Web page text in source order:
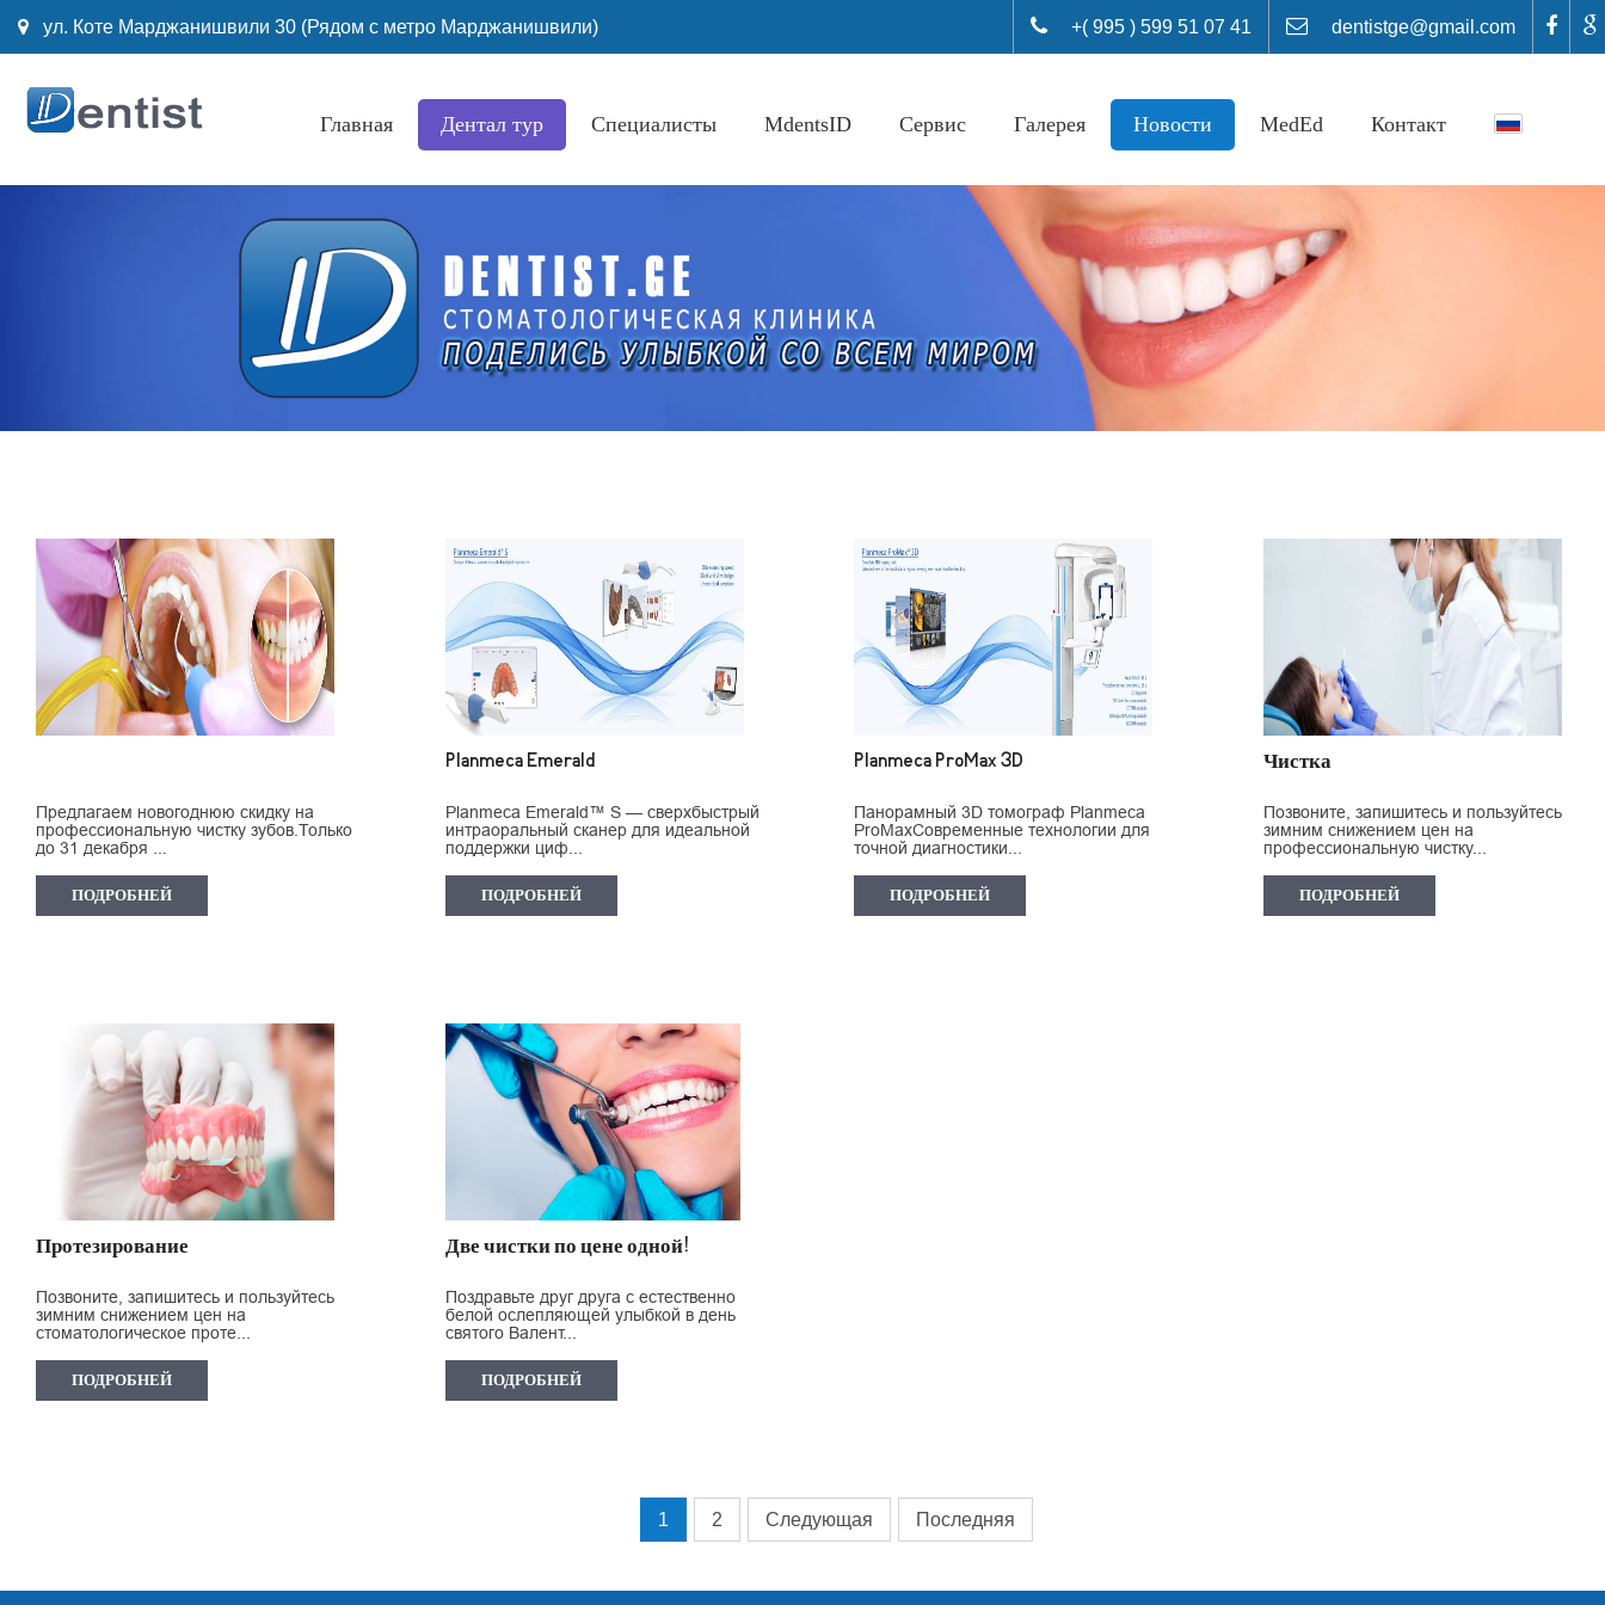
ул. Коте Maрджанишвили 30 (Рядом с метро Марджанишвили) +( 995 ) 599 51 07 41 dentistge@gmail.com
Главная Дентал тур Специалисты MdentsID Сервис Галерея Новости MedEd Контакт
Предлагаем новогоднюю скидку на
профессиональную чистку зубов.Только
до 31 декабря ...
ПОДРОБНЕЙ
Planmeca Emerald
Planmeca Emerald™ S — сверхбыстрый
интраоральный сканер для идеальной
поддержки циф...
ПОДРОБНЕЙ
Planmeca ProMax 3D
Панорамный 3D томограф Planmeca
ProMaxСовременные технологии для
точной диагностики...
ПОДРОБНЕЙ
Чистка
Позвоните, запишитесь и пользуйтесь
зимним снижением цен на
профессиональную чистку...
ПОДРОБНЕЙ
Протезирование
Позвоните, запишитесь и пользуйтесь
зимним снижением цен на
стоматологическое проте...
ПОДРОБНЕЙ
Две чистки по цене одной!
Поздравьте друг друга с естественно
белой ослепляющей улыбкой в день
святого Валент...
ПОДРОБНЕЙ
1 2 Следующая Последняя